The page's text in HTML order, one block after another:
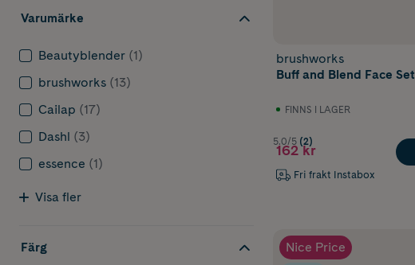
Varumärke
Beautyblender (1)
brushworks (13)
Cailap (17)
Dashl (3)
essence (1)
Visa fler
Färg
brushworks
Buff and Blend Face Set
FINNS I LAGER
5.0/5 (2)
162 kr
Fri frakt Instabox
Nice Price